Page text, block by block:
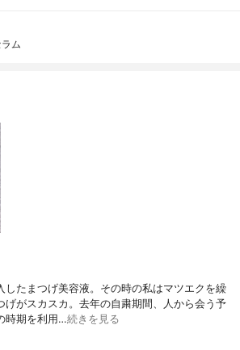
ム
したまつげ美容液。その時の私はマツエクを繰
げがスカスカ。去年の自粛期間、人から会う予
時期を利用…続きを見る